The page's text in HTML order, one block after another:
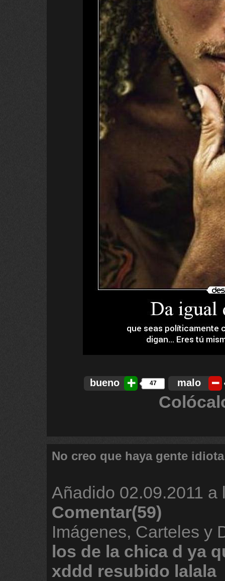
bueno 47 malo
No creo que haya gente idiota
Añadido 02.09.2011 a
Comentar(59)
Imágenes, Carteles y
los de la chica d ya
xddd resubido lalala